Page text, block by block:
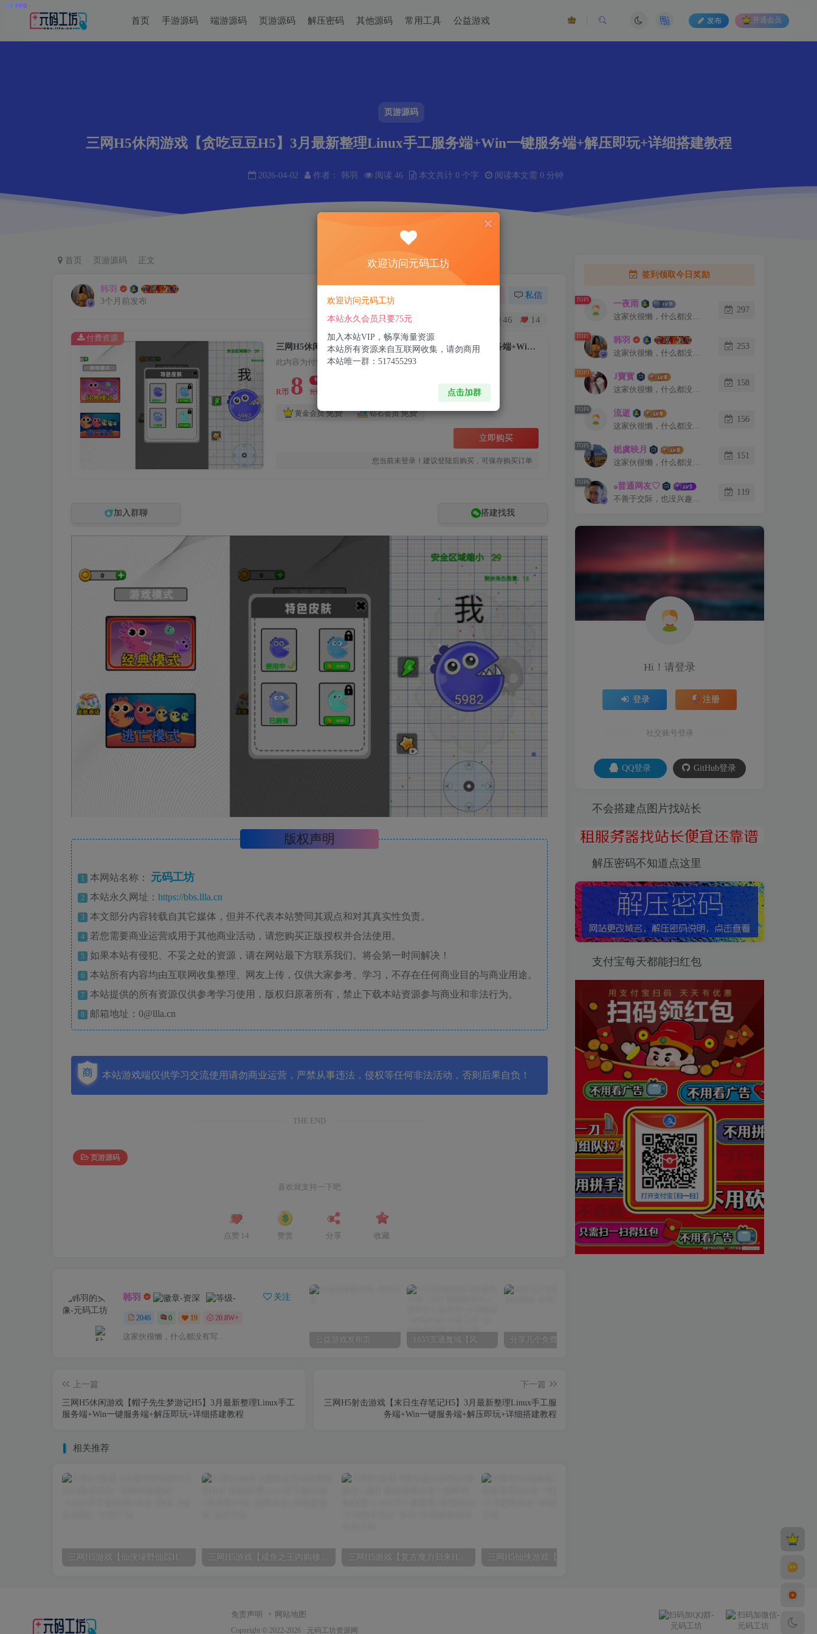
页游源码
三网H5休闲游戏【贪吃豆豆H5】3月最新整理Linux手工服务端+Win一键服务端+解压即玩+详细搭建教程
2026-04-02 作者： 韩羽 阅读 46 本文共计 0 个字 阅读本文需 0 分钟
首页 手游源码 端游源码 页游源码 解压密码 其他源码 常用工具 公益游戏 发布 开通会员
首页 页游源码 正文
韩羽
3个月前发布
私信
46 14
三网H5休闲游戏【贪吃豆豆H5】3月最新整理Linux手工服务端+Win一键服务端+解压即玩+详细搭建教程
此内容为付费资源，请付费后查看
R币 8 R币
黄金会员 免费 钻石会员 免费
立即购买
您当前未登录！建议登陆后购买，可保存购买订单
付费资源
加入群聊 搭建找我
版权声明
1 本网站名称： 元码工坊
2 本站永久网址： https://bbs.llla.cn
3 本文部分内容转载自其它媒体，但并不代表本站赞同其观点和对其真实性负责。
4 若您需要商业运营或用于其他商业活动，请您购买正版授权并合法使用。
5 如果本站有侵犯、不妥之处的资源，请在网站最下方联系我们。将会第一时间解决！
6 本站所有内容均由互联网收集整理、网友上传，仅供大家参考、学习，不存在任何商业目的与商业用途。
7 本站提供的所有资源仅供参考学习使用，版权归原著所有，禁止下载本站资源参与商业和非法行为。
8 邮箱地址：0@llla.cn
本站游戏端仅供学习交流使用请勿商业运营，严禁从事违法，侵权等任何非法活动，否则后果自负！
THE END
页游源码
喜欢就支持一下吧
点赞 14 赞赏 分享 收藏
韩羽 关注
2046 0 19 20.8W+
这家伙很懒，什么都没有写... 公益游戏发布页
上一篇
三网H5休闲游戏【帽子先生梦游记H5】3月最新整理Linux手工
服务端+Win一键服务端+解压即玩+详细搭建教程
下一篇
三网H5射击游戏【末日生存笔记H5】3月最新整理Linux手工服
务端+Win一键服务端+解压即玩+详细搭建教程
相关推荐
签到领取今日奖励
TOP1 一夜雨
这家伙很懒，什么都没有写...
297
TOP2 韩羽
这家伙很懒，什么都没有写...
253
TOP3 J寶寳
这家伙很懒，什么都没有写...
158
TOP4 流逝
这家伙很懒，什么都没有写...
156
TOP5 栀虞映月
这家伙很懒，什么都没有写...
151
TOP6 ﻩ普通网友♡
不善于交际，也没兴趣认识你。
119
Hi！请登录
登录 注册
社交账号登录
QQ登录 GitHub登录
不会搭建点图片找站长
解压密码不知道点这里
支付宝每天都能扫红包
免责声明 网站地图
Copyright © 2022-2026 · 元码工坊资源网
欢迎访问元码工坊
欢迎访问元码工坊
本站永久会员只要75元
加入本站VIP，畅享海量资源
本站所有资源来自互联网收集，请勿商用
本站唯一群：517455293
点击加群